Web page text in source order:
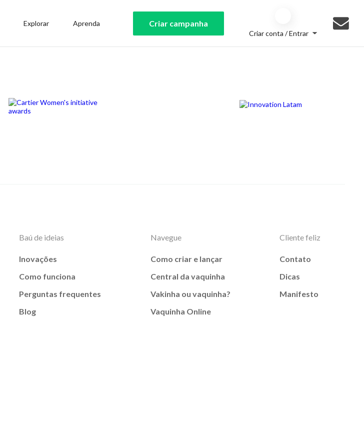
Explorar Aprenda Criar campanha
Criar conta / Entrar
Baú de ideias
Inovações
Como funciona
Perguntas frequentes
Blog
Navegue
Como criar e lançar
Central da vaquinha
Vakinha ou vaquinha?
Vaquinha Online
Cliente feliz
Contato
Dicas
Manifesto